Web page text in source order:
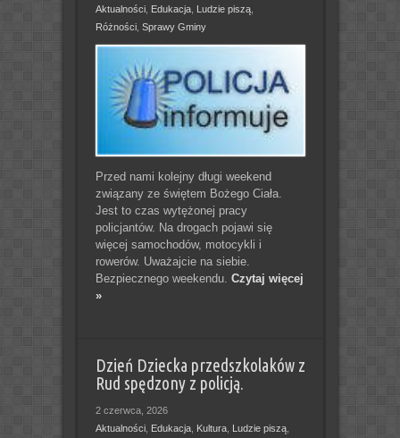
Aktualności, Edukacja, Ludzie piszą,
Różności, Sprawy Gminy
Przed nami kolejny długi weekend
związany ze świętem Bożego Ciała.
Jest to czas wytężonej pracy
policjantów. Na drogach pojawi się
więcej samochodów, motocykli i
rowerów. Uważajcie na siebie.
Bezpiecznego weekendu. Czytaj więcej
»
Dzień Dziecka przedszkolaków z
Rud spędzony z policją.
2 czerwca, 2026
Aktualności, Edukacja, Kultura, Ludzie piszą,